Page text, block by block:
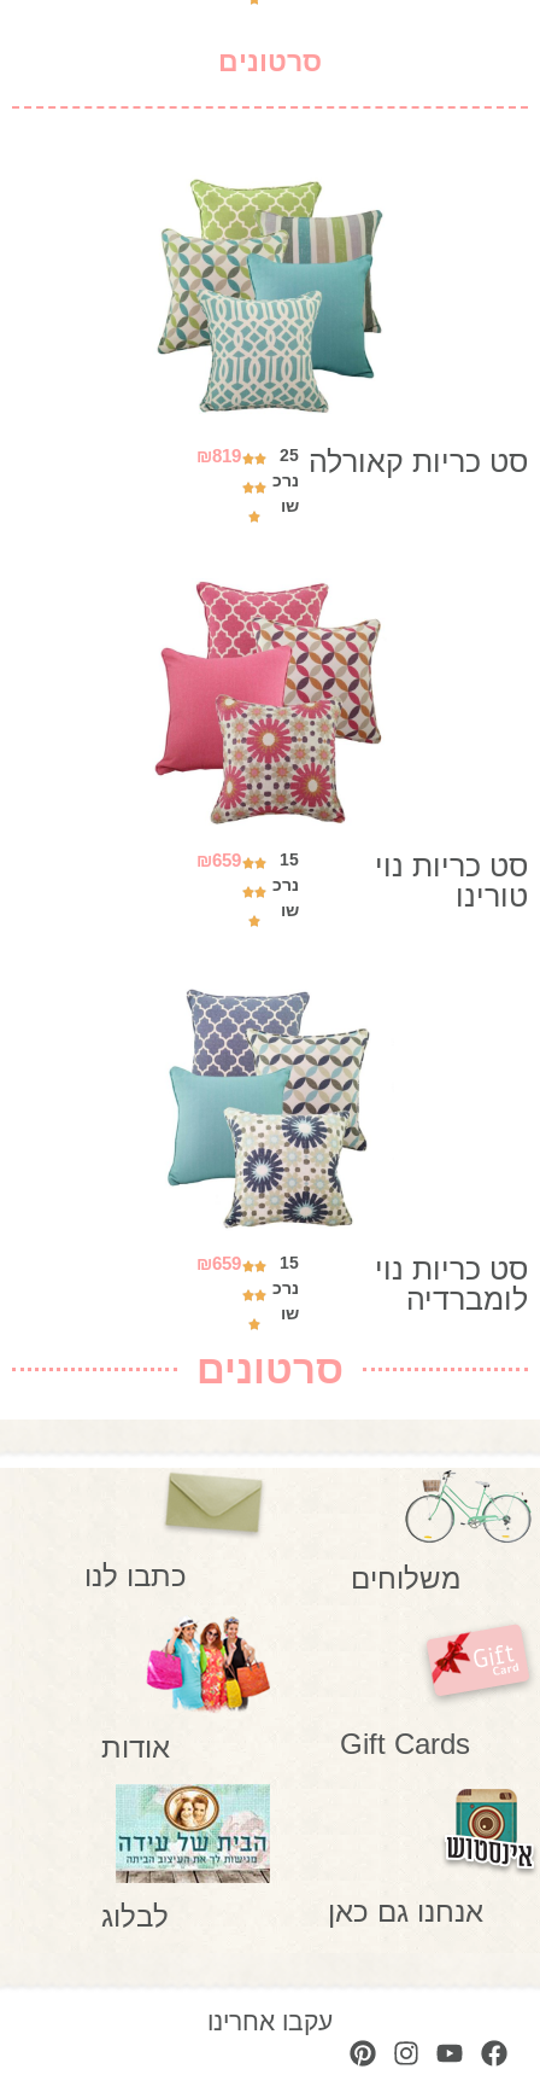
סרטונים
סט כריות קאורלה 25
נרכ
שו
₪819
סט כריות נוי
טורינו
15
נרכ
שו
₪659
סט כריות נוי
לומברדיה
15
נרכ
שו
₪659
סרטונים
משלוחים כתבו לנו
Gift Cards אודות
אנחנו גם כאן לבלוג
עקבו אחרינו